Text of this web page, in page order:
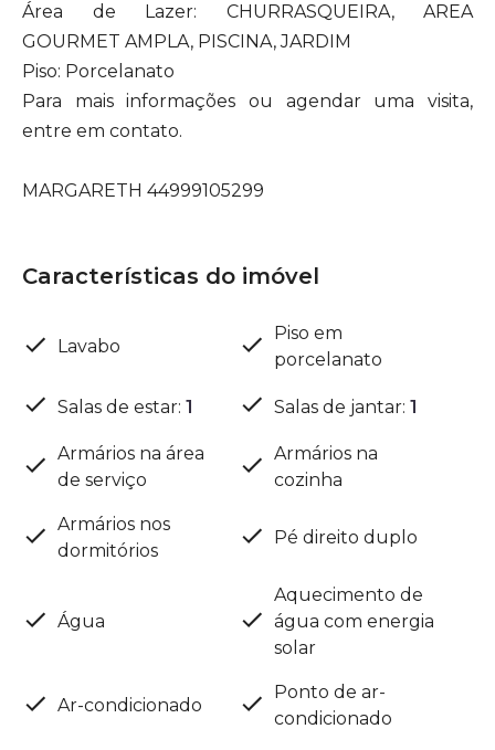
Área de Lazer: CHURRASQUEIRA, AREA
GOURMET AMPLA, PISCINA, JARDIM
Piso: Porcelanato
Para mais informações ou agendar uma visita,
entre em contato.
MARGARETH 44999105299
Características do imóvel
Lavabo
Piso em
porcelanato
Salas de estar: 1 Salas de jantar: 1
Armários na área
de serviço
Armários na
cozinha
Armários nos
dormitórios
Pé direito duplo
Água
Aquecimento de
água com energia
solar
Ar-condicionado
Ponto de ar-
condicionado